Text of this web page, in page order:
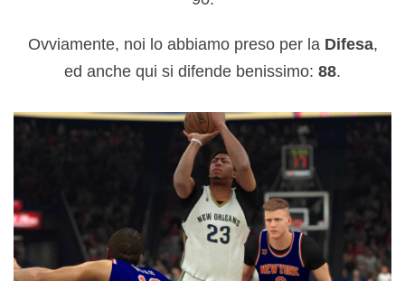
Ovviamente, noi lo abbiamo preso per la Difesa,
ed anche qui si difende benissimo: 88.